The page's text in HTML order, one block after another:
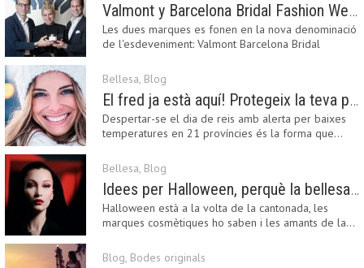
Valmont y Barcelona Bridal Fashion Week s’uneixen per donar impuls a la creativitat, la innovació i el disseny de la moda nupcial
Les dues marques es fonen en la nova denominació
de l'esdeveniment: Valmont Barcelona Bridal
Bellesa, Blog
El fred ja està aquí! Protegeix la teva pell amb els nostres consells i propostes
Despertar-se el dia de reis amb alerta per baixes
temperatures en 21 províncies és la forma que…
Bellesa, Blog
Idees per Halloween, perquè la bellesa pot ser terrorífica
Halloween està a la volta de la cantonada, les
marques cosmètiques ho saben i les amants de la…
Blog, Bodes originals